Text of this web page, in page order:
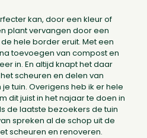
kan, door een kleur of
plant vervangen door een
hele border eruit. Met een
toevoegen van compost en
in. En altijd knapt het daar
scheuren en delen van
tuin. Overigens heb ik er hele
dit juist in het najaar te doen in
de laatste bezoekers de tuin
spreken al de schop uit de
scheuren en renoveren.